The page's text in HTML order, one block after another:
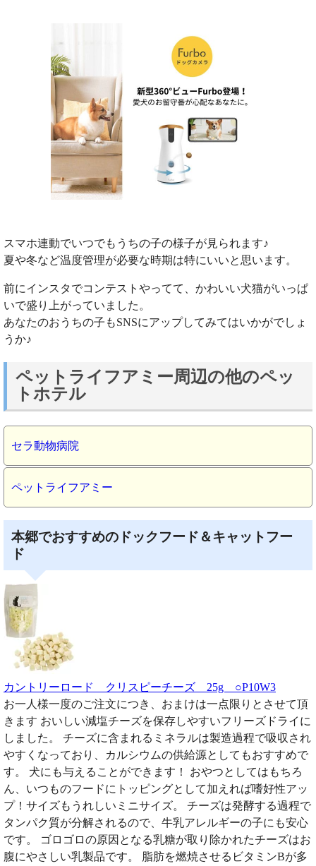
スマホ連動でいつでもうちの子の様子が見られます♪
夏や冬など温度管理が必要な時期は特にいいと思います。
前にインスタでコンテストやってて、かわいい犬猫がいっぱ
いで盛り上がっていました。
あなたのおうちの子もSNSにアップしてみてはいかがでしょ
うか♪
ペットライフアミー周辺の他のペッ
トホテル
セラ動物病院
ペットライフアミー
本郷でおすすめのドックフード＆キャットフー
ド
カントリーロード クリスピーチーズ 25g ○P10W3
お一人様一度のご注文につき、おまけは一点限りとさせて頂
きます おいしい減塩チーズを保存しやすいフリーズドライに
しました。 チーズに含まれるミネラルは製造過程で吸収され
やすくなっており、カルシウムの供給源としてもおすすめで
す。 犬にも与えることができます！ おやつとしてはもちろ
ん、いつものフードにトッピングとして加えれば嗜好性アッ
プ！サイズもうれしいミニサイズ。 チーズは発酵する過程で
タンパク質が分解されるので、牛乳アレルギーの子にも安心
です。 ゴロゴロの原因となる乳糖が取り除かれたチーズはお
腹にやさしい乳製品です。 脂肪を燃焼させるビタミンBが多